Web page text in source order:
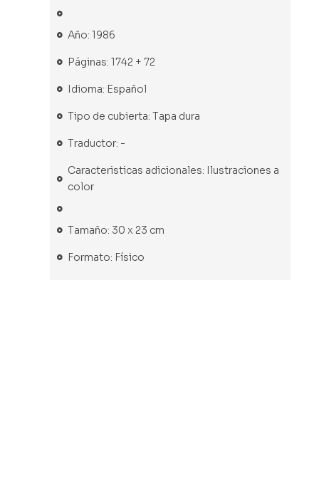
Año: 1986
Páginas: 1742 + 72
Idioma: Español
Tipo de cubierta: Tapa dura
Traductor: -
Caracteristicas adicionales: Ilustraciones a
color
Tamaño: 30 x 23 cm
Formato: Físico